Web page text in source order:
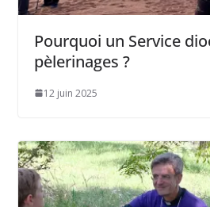
Pourquoi un Service
pèlerinages ?
12 juin 2025